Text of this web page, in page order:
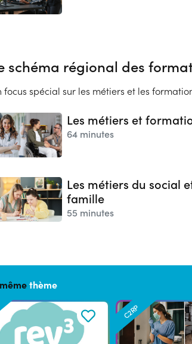
schéma régional des
focus spécial sur les métiers et les
Les métiers et
64 minutes
Les métiers du social
famille
55 minutes
thème
C2RP